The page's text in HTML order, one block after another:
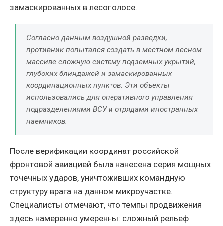
замаскированных в лесополосе.
Согласно данным воздушной разведки,
противник попытался создать в местном лесном
массиве сложную систему подземных укрытий,
глубоких блиндажей и замаскированных
координационных пунктов. Эти объекты
использовались для оперативного управления
подразделениями ВСУ и отрядами иностранных
наемников.
После верификации координат российской
фронтовой авиацией была нанесена серия мощных
точечных ударов, уничтоживших командную
структуру врага на данном микроучастке.
Специалисты отмечают, что темпы продвижения
здесь намеренно умеренны: сложный рельеф